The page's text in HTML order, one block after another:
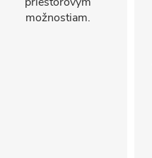
možnostiam.